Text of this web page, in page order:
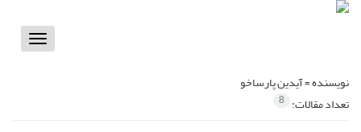
Toggle
نویسنده =آیدین پارساخو
تعداد مقالات: 8